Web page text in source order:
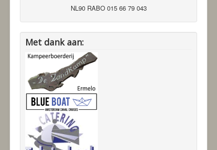
NL90 RABO 015 66 79 043
Met dank aan: